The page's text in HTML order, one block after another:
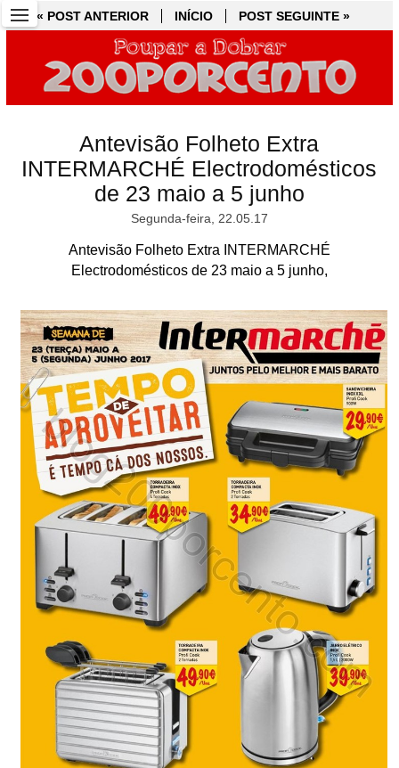
« POST ANTERIOR INÍCIO POST SEGUINTE »
Antevisão Folheto Extra
INTERMARCHÉ Electrodomésticos
de 23 maio a 5 junho
Segunda-feira, 22.05.17
Antevisão Folheto Extra INTERMARCHÉ
Electrodomésticos de 23 maio a 5 junho,
« POST ANTERIOR INÍCIO POST SEGUINTE »